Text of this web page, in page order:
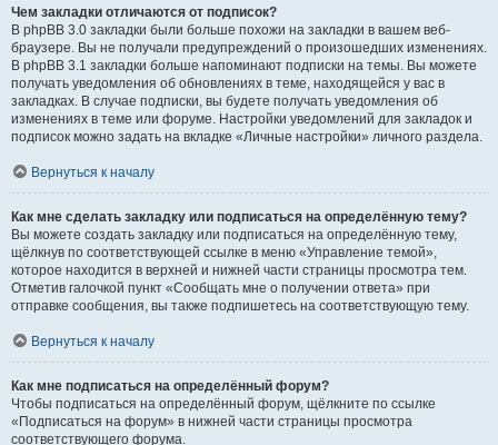
Чем закладки отличаются от подписок?
В phpBB 3.0 закладки были больше похожи на закладки в вашем веб-
браузере. Вы не получали предупреждений о произошедших изменениях.
В phpBB 3.1 закладки больше напоминают подписки на темы. Вы можете
получать уведомления об обновлениях в теме, находящейся у вас в
закладках. В случае подписки, вы будете получать уведомления об
изменениях в теме или форуме. Настройки уведомлений для закладок и
подписок можно задать на вкладке «Личные настройки» личного раздела.
Вернуться к началу
Как мне сделать закладку или подписаться на определённую тему?
Вы можете создать закладку или подписаться на определённую тему,
щёлкнув по соответствующей ссылке в меню «Управление темой»,
которое находится в верхней и нижней части страницы просмотра тем.
Отметив галочкой пункт «Сообщать мне о получении ответа» при
отправке сообщения, вы также подпишетесь на соответствующую тему.
Вернуться к началу
Как мне подписаться на определённый форум?
Чтобы подписаться на определённый форум, щёлкните по ссылке
«Подписаться на форум» в нижней части страницы просмотра
соответствующего форума.